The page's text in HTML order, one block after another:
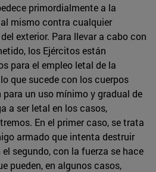
primordialmente a la
mismo contra cualquier
exterior. Para llevar a cabo con
los Ejércitos están
para el empleo letal de la
que sucede con los cuerpos
un uso mínimo y gradual de
a ser letal en los casos,
En el primer caso, se trata
armado que intenta destruir
segundo, con la fuerza se hace
pueden, en algunos casos,